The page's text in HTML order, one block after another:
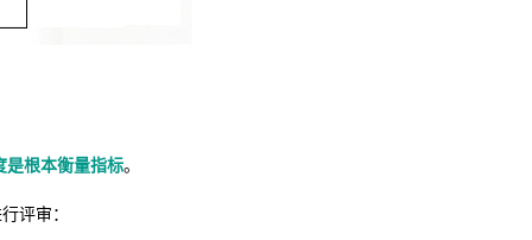
是根本衡量指标。
评审：